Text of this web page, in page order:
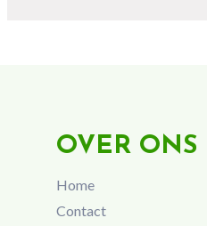
OVER ONS
Home
Contact